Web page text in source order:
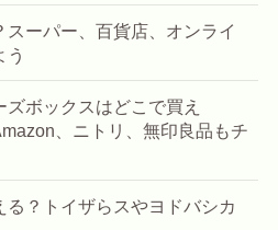
ーパー、百貨店、オンライ
う
ボックスはどこで買え
、ニトリ、無印良品もチ
？トイザらスやヨドバシカ